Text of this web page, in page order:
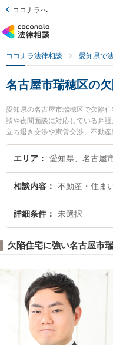
ココナラへ
ココナラ法律相談 愛知県で
名古屋市瑞穂区の
愛知県の名古屋市瑞穂区で欠陥
談や夜間面談に対応している弁
立ち退き交渉や家賃交渉、不動
でき便利です。特に名古屋みず
情報や弁護士費用、強みなどが
欠陥住宅を法律相談できる名古
でお困りの相談者さんにおすす
エリア 愛知県、名古屋
相談内容 不動産・住ま
詳細条件 未選択
欠陥住宅に強い名古屋市